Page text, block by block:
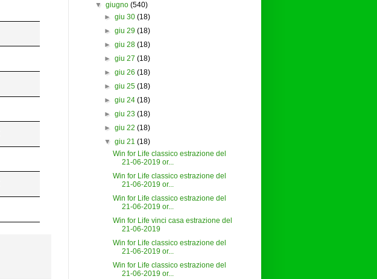
▼ giugno (540)
► giu 30 (18)
► giu 29 (18)
► giu 28 (18)
► giu 27 (18)
► giu 26 (18)
► giu 25 (18)
► giu 24 (18)
► giu 23 (18)
► giu 22 (18)
▼ giu 21 (18)
Win for Life classico estrazione del
21-06-2019 or...
Win for Life classico estrazione del
21-06-2019 or...
Win for Life classico estrazione del
21-06-2019 or...
Win for Life vinci casa estrazione del
21-06-2019
Win for Life classico estrazione del
21-06-2019 or...
Win for Life classico estrazione del
21-06-2019 or...